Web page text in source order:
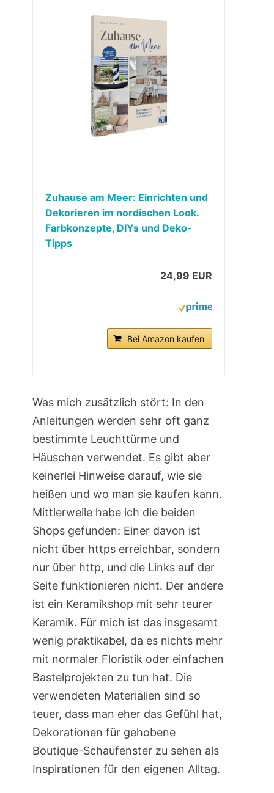
Zuhause am Meer: Einrichten und
Dekorieren im nordischen Look.
Farbkonzepte, DIYs und Deko-
Tipps
24,99 EUR
Bei Amazon kaufen
Was mich zusätzlich stört: In den
Anleitungen werden sehr oft ganz
bestimmte Leuchttürme und
Häuschen verwendet. Es gibt aber
keinerlei Hinweise darauf, wie sie
heißen und wo man sie kaufen kann.
Mittlerweile habe ich die beiden
Shops gefunden: Einer davon ist
nicht über https erreichbar, sondern
nur über http, und die Links auf der
Seite funktionieren nicht. Der andere
ist ein Keramikshop mit sehr teurer
Keramik. Für mich ist das insgesamt
wenig praktikabel, da es nichts mehr
mit normaler Floristik oder einfachen
Bastelprojekten zu tun hat. Die
verwendeten Materialien sind so
teuer, dass man eher das Gefühl hat,
Dekorationen für gehobene
Boutique-Schaufenster zu sehen als
Inspirationen für den eigenen Alltag.